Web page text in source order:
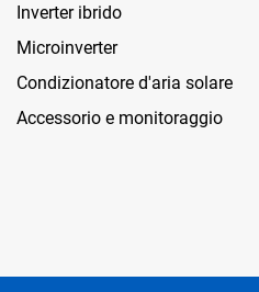
Inverter ibrido
Microinverter
Condizionatore d'aria solare
Accessorio e monitoraggio